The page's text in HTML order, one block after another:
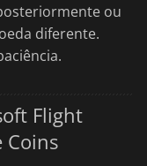
ou
diferente.
Flight
Coins